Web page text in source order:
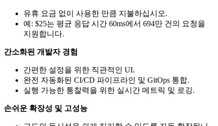
유휴 요금 없이 사용한 만큼 지불하십시오.
예: $25는 평균 응답 시간 60ms에서 694만 건의 요청을
지원합니다.
간소화된 개발자 경험
간편한 설정을 위한 직관적인 UI.
완전 자동화된 CI/CD 파이프라인 및 GitOps 통합.
실행 가능한 통찰력을 위한 실시간 메트릭 및 로깅.
손쉬운 확장성 및 고성능